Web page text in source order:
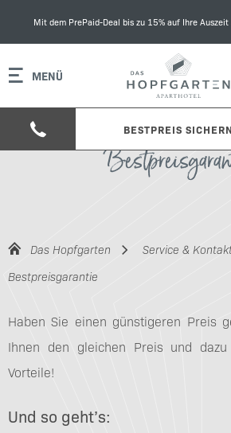
Mit dem PrePaid-Deal bis zu 15% auf Ihre Auszeit
MENÜ
BESTPREIS SICHERN
Das Hopfgarten
Service &
Bestpreisgarantie
Haben Sie einen günstigeren Preis
Ihnen den gleichen Preis und
Vorteile!
Und so geht’s: